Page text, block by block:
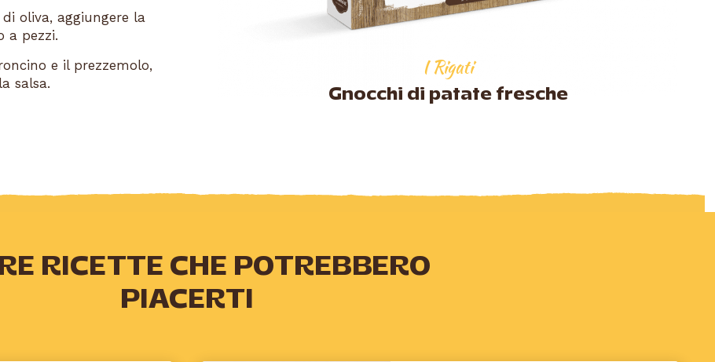
oliva, aggiungere la
a pezzi.
e il prezzemolo,
salsa.
I Rigati
Gnocchi di patate fresche
RICETTE CHE POTREBBERO
PIACERTI